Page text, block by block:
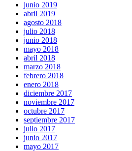
junio 2019
abril 2019
agosto 2018
julio 2018
junio 2018
mayo 2018
abril 2018
marzo 2018
febrero 2018
enero 2018
diciembre 2017
noviembre 2017
octubre 2017
septiembre 2017
julio 2017
junio 2017
mayo 2017